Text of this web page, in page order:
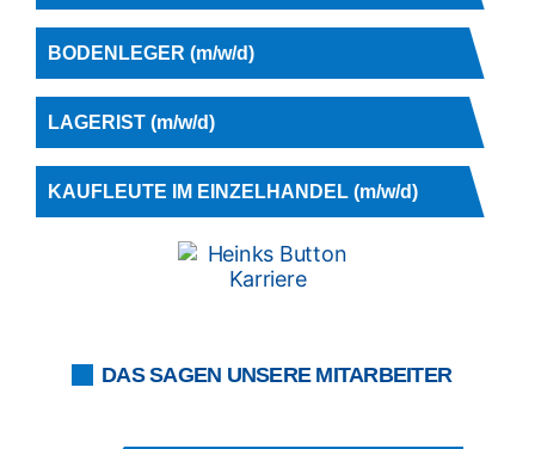
BODENLEGER (m/w/d)
LAGERIST (m/w/d)
KAUFLEUTE IM EINZELHANDEL (m/w/d)
DAS SAGEN UNSERE MITARBEITER